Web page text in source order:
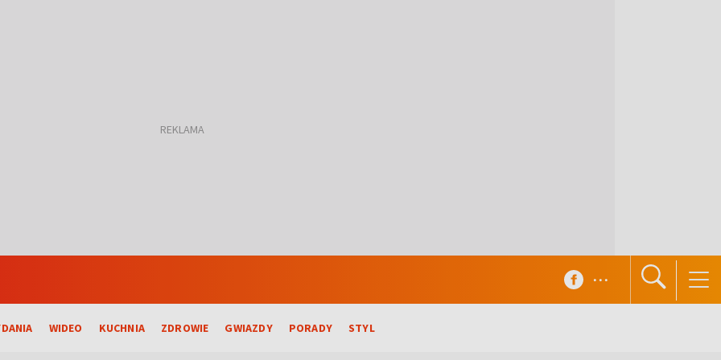
WIDEO KUCHNIA ZDROWIE GWIAZDY PORADY STYL
...